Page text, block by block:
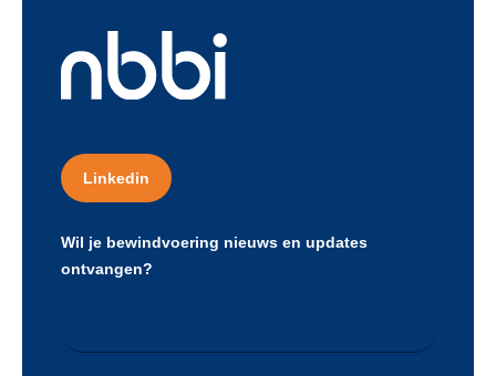
Linkedin
Wil je bewindvoering nieuws en updates
ontvangen?